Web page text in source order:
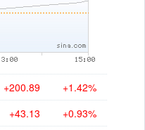
+200.89 +1.42%
+43.13 +0.93%